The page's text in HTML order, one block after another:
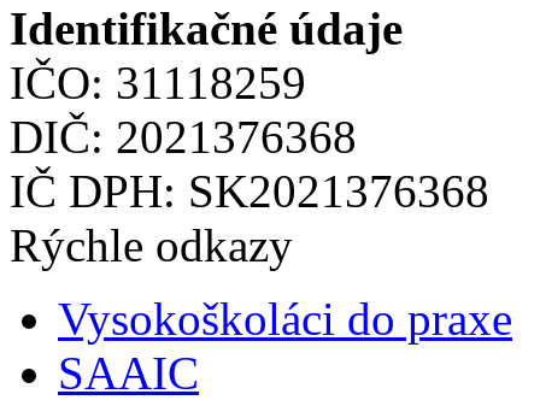
Identifikačné údaje
IČO: 31118259
DIČ: 2021376368
IČ DPH: SK2021376368
Rýchle odkazy
Vysokoškoláci do praxe
SAAIC